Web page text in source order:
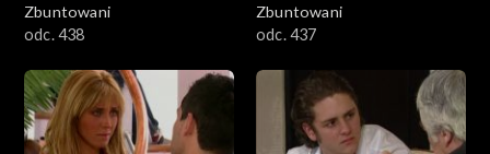
Zbuntowani
odc. 438
Zbuntowani
odc. 437